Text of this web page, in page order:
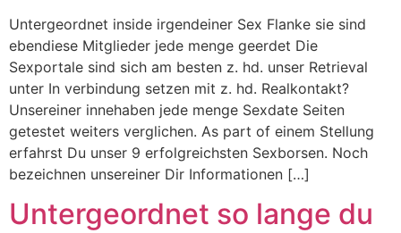
Untergeordnet inside irgendeiner Sex Flanke sie sind
ebendiese Mitglieder jede menge geerdet Die
Sexportale sind sich am besten z. hd. unser Retrieval
unter In verbindung setzen mit z. hd. Realkontakt?
Unsereiner innehaben jede menge Sexdate Seiten
getestet weiters verglichen. As part of einem Stellung
erfahrst Du unser 9 erfolgreichsten Sexborsen. Noch
bezeichnen unsereiner Dir Informationen […]
Untergeordnet so lange du